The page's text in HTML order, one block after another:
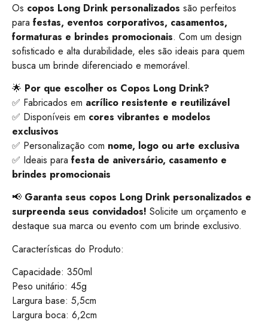
Os copos Long Drink personalizados são perfeitos
para festas, eventos corporativos, casamentos,
formaturas e brindes promocionais. Com um design
sofisticado e alta durabilidade, eles são ideais para quem
busca um brinde diferenciado e memorável.
🌟 Por que escolher os Copos Long Drink?
✅ Fabricados em acrílico resistente e reutilizável
✅ Disponíveis em cores vibrantes e modelos
exclusivos
✅ Personalização com nome, logo ou arte exclusiva
✅ Ideais para festa de aniversário, casamento e
brindes promocionais
📢 Garanta seus copos Long Drink personalizados e
surpreenda seus convidados! Solicite um orçamento e
destaque sua marca ou evento com um brinde exclusivo.
Características do Produto:
Capacidade: 350ml
Peso unitário: 45g
Largura base: 5,5cm
Largura boca: 6,2cm